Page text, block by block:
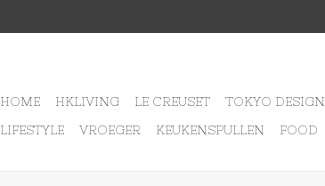
HOME HKLIVING LE CREUSET TOKYO DESIGN
LIFESTYLE
VROEGER KEUKENSPULLEN FOOD